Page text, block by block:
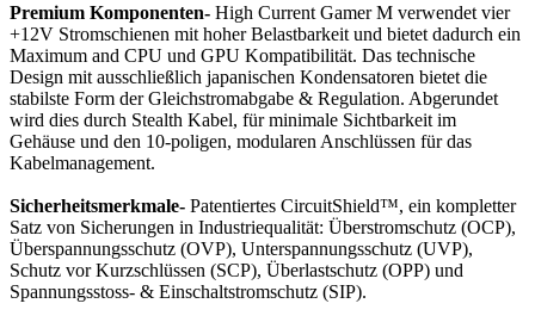
Premium Komponenten- High Current Gamer M verwendet vier
+12V Stromschienen mit hoher Belastbarkeit und bietet dadurch ein
Maximum and CPU und GPU Kompatibilität. Das technische
Design mit ausschließlich japanischen Kondensatoren bietet die
stabilste Form der Gleichstromabgabe & Regulation. Abgerundet
wird dies durch Stealth Kabel, für minimale Sichtbarkeit im
Gehäuse und den 10-poligen, modularen Anschlüssen für das
Kabelmanagement.
Sicherheitsmerkmale- Patentiertes CircuitShield™, ein kompletter
Satz von Sicherungen in Industriequalität: Überstromschutz (OCP),
Überspannungsschutz (OVP), Unterspannungsschutz (UVP),
Schutz vor Kurzschlüssen (SCP), Überlastschutz (OPP) und
Spannungsstoss- & Einschaltstromschutz (SIP).